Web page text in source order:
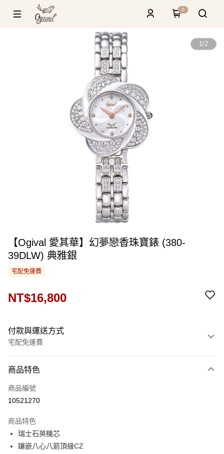
0
1/2
【Ogival 愛其華】幻夢戀香珠寶錶 (380-
39DLW) 典雅銀
宅配免運費
NT$16,800
付款與運送方式
宅配免運費
信用卡一次付款
運送方式
宅配
免運費
商品特色
商品編號
10521270
商品特色
瑞士石英機芯
鑲嵌八心八箭頂級CZ